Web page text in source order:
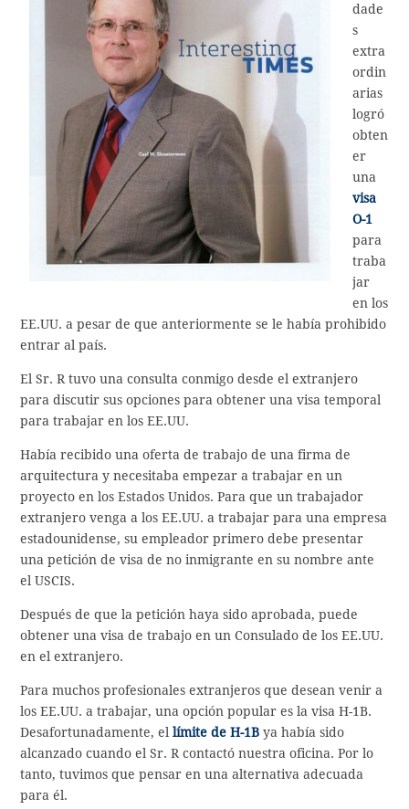
dade
s
extra
ordin
arias
logró
obten
er
una
visa
O-1
para
traba
jar
en los
EE.UU. a pesar de que anteriormente se le había prohibido
entrar al país.
El Sr. R tuvo una consulta conmigo desde el extranjero
para discutir sus opciones para obtener una visa temporal
para trabajar en los EE.UU.
Había recibido una oferta de trabajo de una firma de
arquitectura y necesitaba empezar a trabajar en un
proyecto en los Estados Unidos. Para que un trabajador
extranjero venga a los EE.UU. a trabajar para una empresa
estadounidense, su empleador primero debe presentar
una petición de visa de no inmigrante en su nombre ante
el USCIS.
Después de que la petición haya sido aprobada, puede
obtener una visa de trabajo en un Consulado de los EE.UU.
en el extranjero.
Para muchos profesionales extranjeros que desean venir a
los EE.UU. a trabajar, una opción popular es la visa H-1B.
Desafortunadamente, ellímite de H-1B ya había sido
alcanzado cuando el Sr. R contactó nuestra oficina. Por lo
tanto, tuvimos que pensar en una alternativa adecuada
para él.